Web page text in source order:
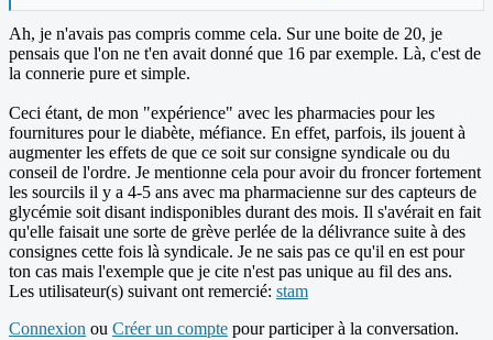
Ah, je n'avais pas compris comme cela. Sur une boite de 20, je
pensais que l'on ne t'en avait donné que 16 par exemple. Là, c'est de
la connerie pure et simple.
Ceci étant, de mon "expérience" avec les pharmacies pour les
fournitures pour le diabète, méfiance. En effet, parfois, ils jouent à
augmenter les effets de que ce soit sur consigne syndicale ou du
conseil de l'ordre. Je mentionne cela pour avoir du froncer fortement
les sourcils il y a 4-5 ans avec ma pharmacienne sur des capteurs de
glycémie soit disant indisponibles durant des mois. Il s'avérait en fait
qu'elle faisait une sorte de grève perlée de la délivrance suite à des
consignes cette fois là syndicale. Je ne sais pas ce qu'il en est pour
ton cas mais l'exemple que je cite n'est pas unique au fil des ans.
Les utilisateur(s) suivant ont remercié: stam
Connexion ou Créer un compte pour participer à la conversation.